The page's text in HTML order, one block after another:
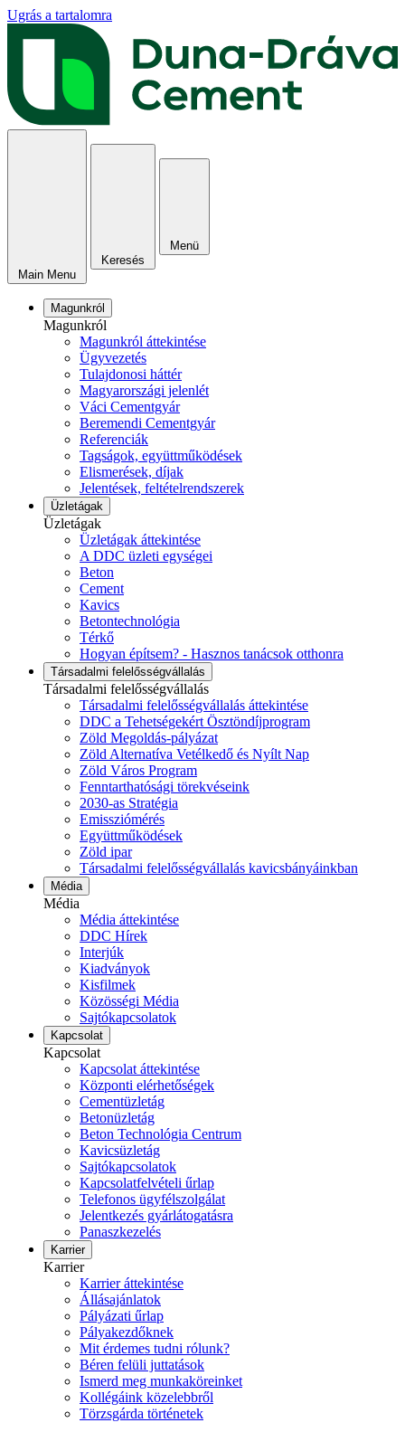
Ugrás a tartalomra
Main Menu
Keresés
Menü
Magunkról
Magunkról
Magunkról áttekintése
Ügyvezetés
Tulajdonosi háttér
Magyarországi jelenlét
Váci Cementgyár
Beremendi Cementgyár
Referenciák
Tagságok, együttműködések
Elismerések, díjak
Jelentések, feltételrendszerek
Üzletágak
Üzletágak
Üzletágak áttekintése
A DDC üzleti egységei
Beton
Cement
Kavics
Betontechnológia
Térkő
Hogyan építsem? - Hasznos tanácsok otthonra
Társadalmi felelősségvállalás
Társadalmi felelősségvállalás
Társadalmi felelősségvállalás áttekintése
DDC a Tehetségekért Ösztöndíjprogram
Zöld Megoldás-pályázat
Zöld Alternatíva Vetélkedő és Nyílt Nap
Zöld Város Program
Fenntarthatósági törekvéseink
2030-as Stratégia
Emissziómérés
Együttműködések
Zöld ipar
Társadalmi felelősségvállalás kavicsbányáinkban
Média
Média
Média áttekintése
DDC Hírek
Interjúk
Kiadványok
Kisfilmek
Közösségi Média
Sajtókapcsolatok
Kapcsolat
Kapcsolat
Kapcsolat áttekintése
Központi elérhetőségek
Cementüzletág
Betonüzletág
Beton Technológia Centrum
Kavicsüzletág
Sajtókapcsolatok
Kapcsolatfelvételi űrlap
Telefonos ügyfélszolgálat
Jelentkezés gyárlátogatásra
Panaszkezelés
Karrier
Karrier
Karrier áttekintése
Állásajánlatok
Pályázati űrlap
Pályakezdőknek
Mit érdemes tudni rólunk?
Béren felüli juttatások
Ismerd meg munkaköreinket
Kollégáink közelebbről
Törzsgárda történetek